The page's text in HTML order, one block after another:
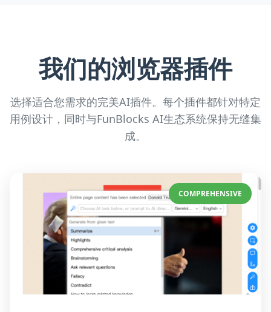
我们的浏览器插件
选择适合您需求的完美AI插件。每个插件都针对特定
用例设计，同时与FunBlocks AI生态系统保持无缝集
成。
COMPREHENSIVE